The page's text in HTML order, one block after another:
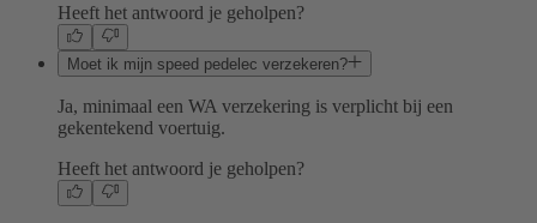
Heeft het antwoord je geholpen?
Moet ik mijn speed pedelec verzekeren?
Ja, minimaal een WA verzekering is verplicht bij een
gekentekend voertuig.
Heeft het antwoord je geholpen?